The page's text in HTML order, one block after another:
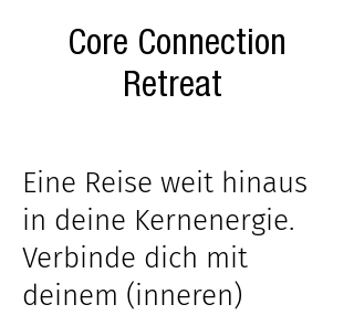
Core Connection
Retreat
Eine Reise weit hinaus
in deine Kernenergie.
Verbinde dich mit
deinem (inneren)